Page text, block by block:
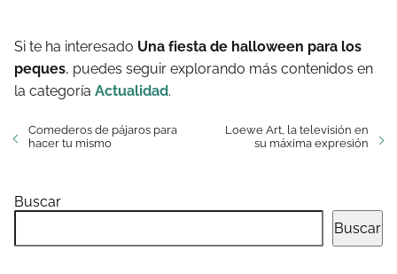
Si te ha interesado Una fiesta de halloween para los
peques, puedes seguir explorando más contenidos en
la categoría Actualidad.
Comederos de pájaros para
hacer tu mismo
Loewe Art, la televisión en
su máxima expresión
Buscar
Buscar